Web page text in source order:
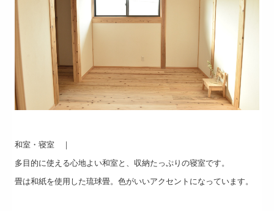
和室・寝室 ｜
多目的に使える心地よい和室と、収納たっぷりの寝室です。
畳は和紙を使用した琉球畳。色がいいアクセントになっています。